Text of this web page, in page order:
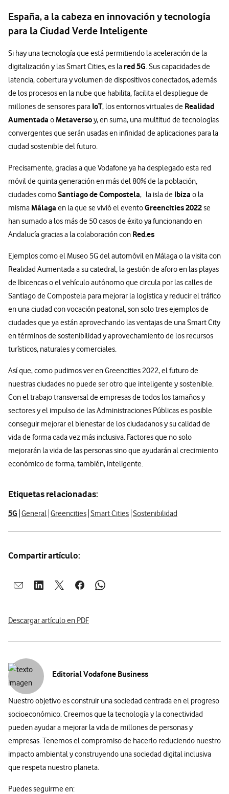
España, a la cabeza en innovación y tecnología
para la Ciudad Verde Inteligente
Si hay una tecnología que está permitiendo la aceleración de la
digitalización y las Smart Cities, es la red 5G . Sus capacidades de
latencia, cobertura y volumen de dispositivos conectados, además
de los procesos en la nube que habilita, facilita el despliegue de
millones de sensores para IoT, los entornos virtuales de Realidad
Aumentada o Metaversoy, en suma, una multitud de tecnologías
convergentes que serán usadas en infinidad de aplicaciones para la
ciudad sostenible del futuro.
Precisamente, gracias a que Vodafone ya ha desplegado esta red
móvil de quinta generación en más del 80% de la población,
ciudades comoSantiago de Compostela, la isla de Ibiza o la
misma Málaga en la que se vivió el eventoGreencities 2022se
han sumado a los más de 50 casos de éxito ya funcionando en
Andalucía gracias a la colaboración con Red.es
Ejemplos como el Museo 5G del automóvil en Málaga o la visita con
Realidad Aumentada a su catedral, la gestión de aforo en las playas
de Ibicencas o el vehículo autónomo que circula por las calles de
Santiago de Compostela para mejorar la logística y reducir el tráfico
en una ciudad con vocación peatonal, son solo tres ejemplos de
ciudades que ya están aprovechando las ventajas de una Smart City
en términos de sostenibilidad y aprovechamiento de los recursos
turísticos, naturales y comerciales.
Así que, como pudimos ver en Greencities 2022, el futuro de
nuestras ciudades no puede ser otro que inteligente y sostenible.
Con el trabajo transversal de empresas de todos los tamaños y
sectores y el impulso de las Administraciones Públicas es posible
conseguir mejorar el bienestar de los ciudadanos y su calidad de
vida de forma cada vez más inclusiva. Factores que no solo
mejorarán la vida de las personas sino que ayudarán al crecimiento
económico de forma, también, inteligente.
Etiquetas relacionadas:
5G General Greencities Smart Cities Sostenibilidad
Compartir artículo:
Abrir ventana para compartir en mail
Abrir ventana para compartir en linkedin
Abrir ventana para compartir en twitter
Abrir ventana para compartir en facebook
Abrir ventana para compartir en
Descargar artículo en PDF
Editorial Vodafone Business
Nuestro objetivo es construir una sociedad centrada en el progreso
socioeconómico. Creemos que la tecnología y la conectividad
pueden ayudar a mejorar la vida de millones de personas y
empresas. Tenemos el compromiso de hacerlo reduciendo nuestro
impacto ambiental y construyendo una sociedad digital inclusiva
que respeta nuestro planeta.
Puedes seguirme en: